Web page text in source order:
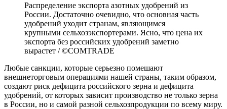
Распределение экспорта азотных удобрений из
России. Достаточно очевидно, что основная часть
удобрений уходит странам, являющимся
крупными сельхозэкспортерами. Ясно, что цена их
экспорта без российских удобрений заметно
вырастет / ©COMTRADE
Любые санкции, которые серьезно помешают
внешнеторговым операциями нашей страны, таким образом,
создают риск дефицита российского зерна и дефицита
удобрений, от которых зависит производство не только зерна
в России, но и самой разной сельхозпродукции по всему миру.